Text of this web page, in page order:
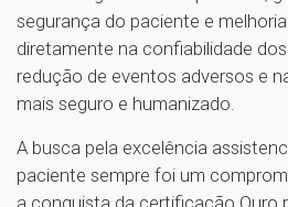
segurança do paciente e
diretamente na confiabilidade
redução de eventos adversos e
mais seguro e humanizado.
A busca pela excelência
paciente sempre foi um
a conquista da certificação Ouro